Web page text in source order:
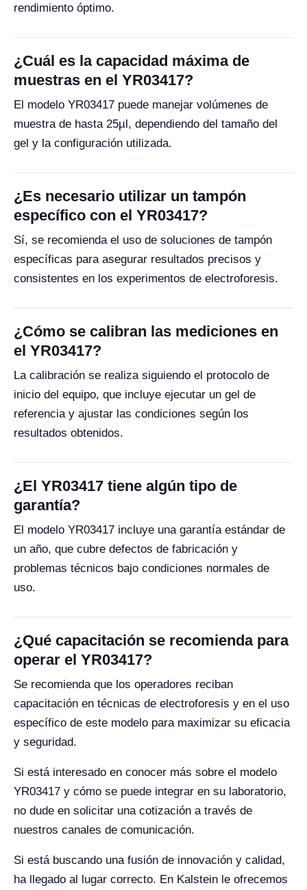
rendimiento óptimo.
¿Cuál es la capacidad máxima de
muestras en el YR03417?
El modelo YR03417 puede manejar volúmenes de
muestra de hasta 25µl, dependiendo del tamaño del
gel y la configuración utilizada.
¿Es necesario utilizar un tampón
específico con el YR03417?
Sí, se recomienda el uso de soluciones de tampón
específicas para asegurar resultados precisos y
consistentes en los experimentos de electroforesis.
¿Cómo se calibran las mediciones en
el YR03417?
La calibración se realiza siguiendo el protocolo de
inicio del equipo, que incluye ejecutar un gel de
referencia y ajustar las condiciones según los
resultados obtenidos.
¿El YR03417 tiene algún tipo de
garantía?
El modelo YR03417 incluye una garantía estándar de
un año, que cubre defectos de fabricación y
problemas técnicos bajo condiciones normales de
uso.
¿Qué capacitación se recomienda para
operar el YR03417?
Se recomienda que los operadores reciban
capacitación en técnicas de electroforesis y en el uso
específico de este modelo para maximizar su eficacia
y seguridad.
Si está interesado en conocer más sobre el modelo
YR03417 y cómo se puede integrar en su laboratorio,
no dude en solicitar una cotización a través de
nuestros canales de comunicación.
Si está buscando una fusión de innovación y calidad,
ha llegado al lugar correcto. En Kalstein le ofrecemos